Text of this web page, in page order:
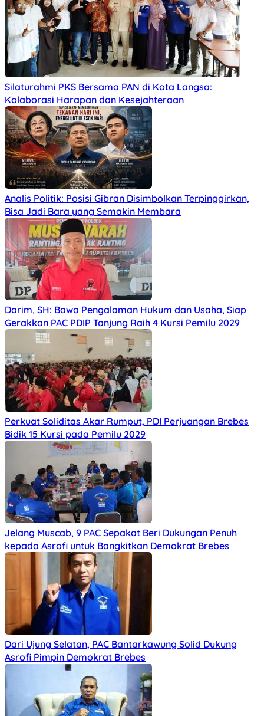
Silaturahmi PKS Bersama PAN di Kota Langsa:
Kolaborasi Harapan dan Kesejahteraan
Analis Politik: Posisi Gibran Disimbolkan Terpinggirkan,
Bisa Jadi Bara yang Semakin Membara
Darim, SH: Bawa Pengalaman Hukum dan Usaha, Siap
Gerakkan PAC PDIP Tanjung Raih 4 Kursi Pemilu 2029
Perkuat Soliditas Akar Rumput, PDI Perjuangan Brebes
Bidik 15 Kursi pada Pemilu 2029
Jelang Muscab, 9 PAC Sepakat Beri Dukungan Penuh
kepada Asrofi untuk Bangkitkan Demokrat Brebes
Dari Ujung Selatan, PAC Bantarkawung Solid Dukung
Asrofi Pimpin Demokrat Brebes